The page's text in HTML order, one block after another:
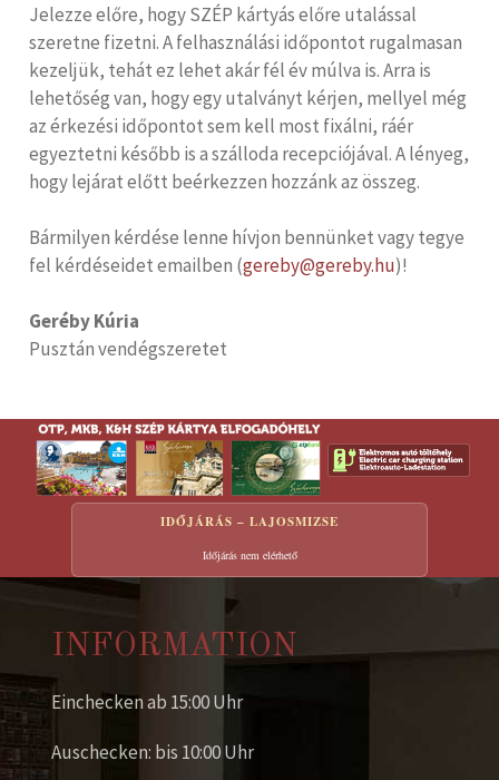
Jelezze előre, hogy SZÉP kártyás előre utalással
szeretne fizetni. A felhasználási időpontot rugalmasan
kezeljük, tehát ez lehet akár fél év múlva is. Arra is
lehetőség van, hogy egy utalványt kérjen, mellyel még
az érkezési időpontot sem kell most fixálni, ráér
egyeztetni később is a szálloda recepciójával. A lényeg,
hogy lejárat előtt beérkezzen hozzánk az összeg.
Bármilyen kérdése lenne hívjon bennünket vagy tegye
fel kérdéseidet emailben (gereby@gereby.hu)!
Geréby Kúria
Pusztán vendégszeretet
IDŐJÁRÁS – LAJOSMIZSE
Időjárás nem elérhető
INFORMATION
Einchecken ab 15:00 Uhr
Auschecken: bis 10:00 Uhr